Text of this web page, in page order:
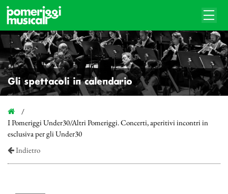
Gli spettacoli in calendario
I Pomeriggi Under30/Altri Pomeriggi. Concerti, aperitivi incontri in
esclusiva per gli Under30
Indietro